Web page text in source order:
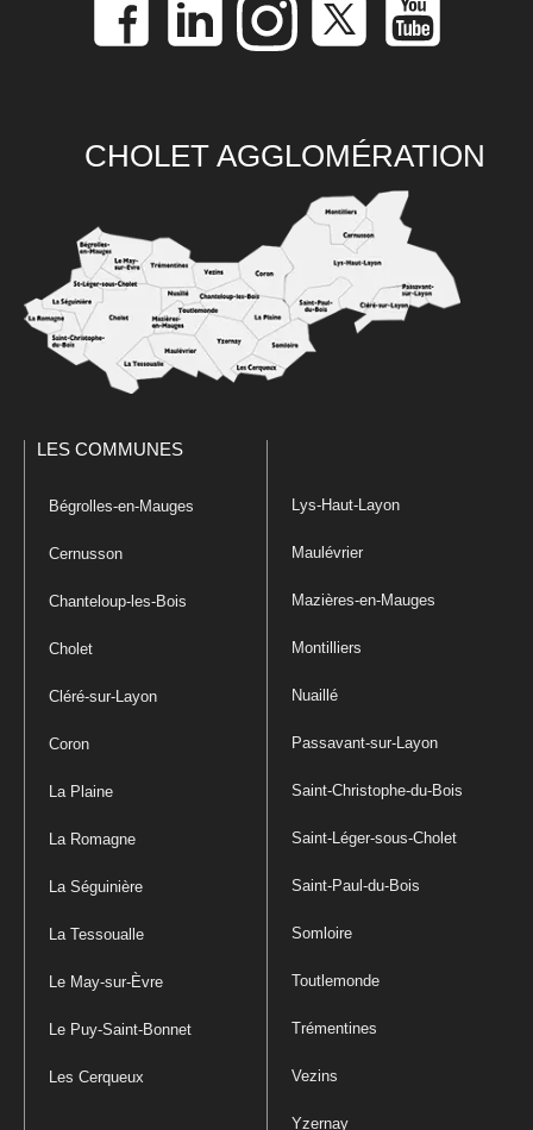
CHOLET AGGLOMÉRATION
LES COMMUNES
Bégrolles-en-Mauges
Cernusson
Chanteloup-les-Bois
Cholet
Cléré-sur-Layon
Coron
La Plaine
La Romagne
La Séguinière
La Tessoualle
Le May-sur-Èvre
Le Puy-Saint-Bonnet
Les Cerqueux
Lys-Haut-Layon
Maulévrier
Mazières-en-Mauges
Montilliers
Nuaillé
Passavant-sur-Layon
Saint-Christophe-du-Bois
Saint-Léger-sous-Cholet
Saint-Paul-du-Bois
Somloire
Toutlemonde
Trémentines
Vezins
Yzernay